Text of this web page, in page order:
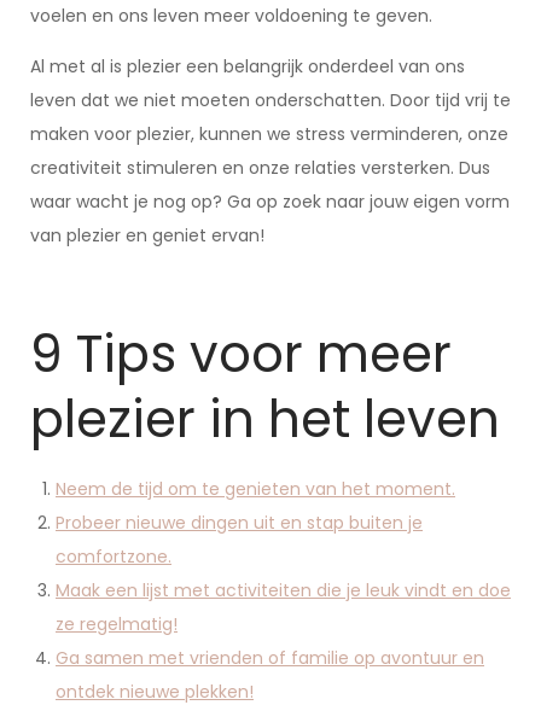
voelen en ons leven meer voldoening te geven.
Al met al is plezier een belangrijk onderdeel van ons
leven dat we niet moeten onderschatten. Door tijd vrij te
maken voor plezier, kunnen we stress verminderen, onze
creativiteit stimuleren en onze relaties versterken. Dus
waar wacht je nog op? Ga op zoek naar jouw eigen vorm
van plezier en geniet ervan!
9 Tips voor meer
plezier in het leven
Neem de tijd om te genieten van het moment.
Probeer nieuwe dingen uit en stap buiten je
comfortzone.
Maak een lijst met activiteiten die je leuk vindt en doe
ze regelmatig!
Ga samen met vrienden of familie op avontuur en
ontdek nieuwe plekken!